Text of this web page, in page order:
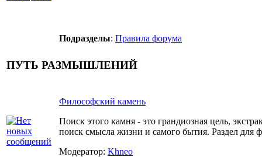
Подразделы: Правила форума
ПУТЬ РАЗМЫШЛЕНИЙ
Философский камень
Поиск этого камня - это грандиозная цель,
поиск смысла жизни и самого бытия. Раздел для
Модератор: Khneo